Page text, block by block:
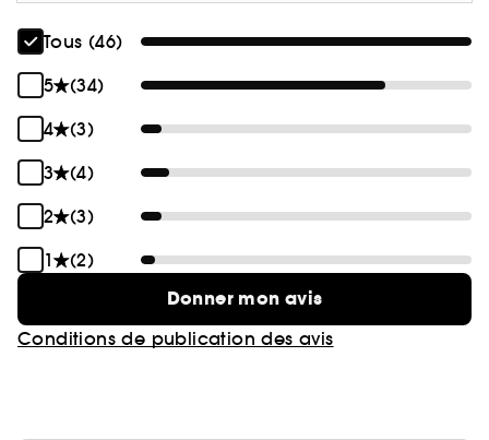
Tous (46)
5
(34)
4
(3)
3
(4)
2
(3)
1
(2)
Donner mon avis
Conditions de publication des avis